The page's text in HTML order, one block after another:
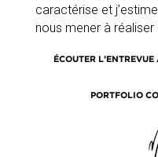
caractérise et
nous mener à réaliser
ÉCOUTER
PORTFOLIO